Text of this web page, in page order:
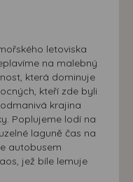
letoviska
na malebný
která dominuje
kteří zde byli
krajina
Poplujeme lodí na
laguně čas na
autobusem
jež bíle lemuje